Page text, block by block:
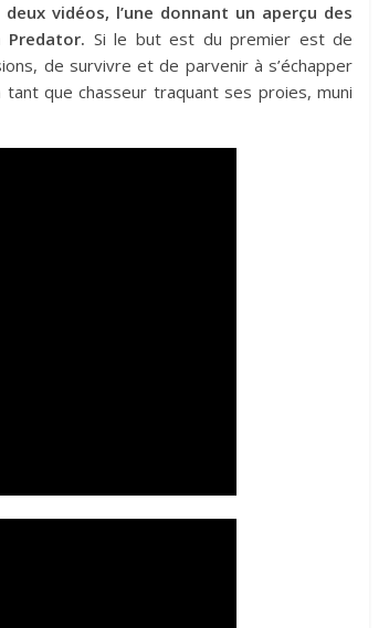
vidéos, l’une donnant un aperçu des
Predator. Si le but est du premier est de
de survivre et de parvenir à s’échapper
que chasseur traquant ses proies, muni